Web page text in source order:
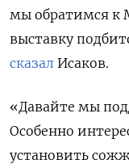
мы обратимся к
выставку
сказал Исаков.
«Давайте мы
Особенно
установить